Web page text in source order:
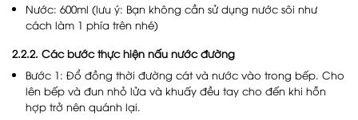
Nước: 600ml (lưu ý: Bạn không cần sử dụng nước sôi như
cách làm 1 phía trên nhé)
2.2.2. Các bước thực hiện nấu nước đường
Bước 1: Đổ đồng thời đường cát và nước vào trong bếp. Cho
lên bếp và đun nhỏ lửa và khuấy đều tay cho đến khi hỗn
hợp trở nên quánh lại.